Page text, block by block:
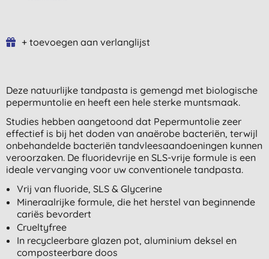
+ toevoegen aan verlanglijst
Deze natuurlijke tandpasta is gemengd met biologische
pepermuntolie en heeft een hele sterke muntsmaak.
Studies hebben aangetoond dat Pepermuntolie zeer
effectief is bij het doden van anaërobe bacteriën, terwijl
onbehandelde bacteriën tandvleesaandoeningen kunnen
veroorzaken. De fluoridevrije en SLS-vrije formule is een
ideale vervanging voor uw conventionele tandpasta.
Vrij van fluoride, SLS & Glycerine
Mineraalrijke formule, die het herstel van beginnende
cariës bevordert
Crueltyfree
In recycleerbare glazen pot, aluminium deksel en
composteerbare doos